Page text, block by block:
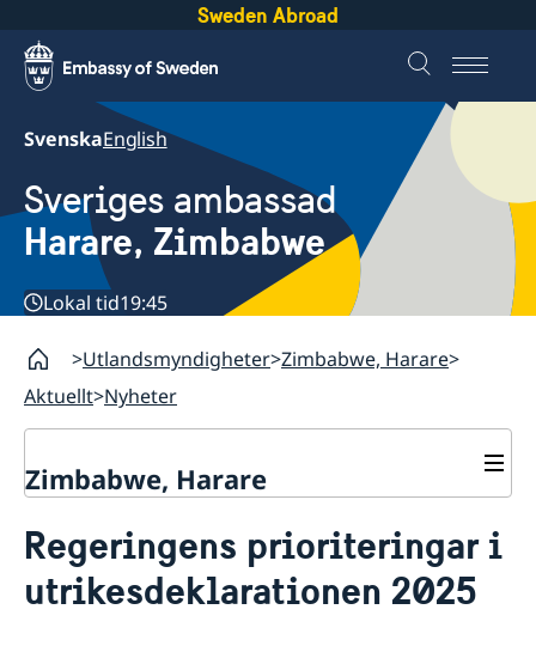
Sweden Abroad
SvenskaEnglish
Sveriges ambassad
Harare, Zimbabwe
Lokal tid19:45
Utlandsmyndigheter Zimbabwe, Harare
Aktuellt Nyheter
Zimbabwe, Harare
Om oss
Ambassaden
Ambassadens personal
Aktuellt
Regeringens prioriteringar i
utrikesdeklarationen 2025